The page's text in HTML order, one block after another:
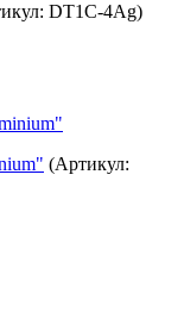
DT1C-4Ag)
(Артикул: